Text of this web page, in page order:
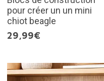
pour créer un un mini
chiot beagle
29,99€